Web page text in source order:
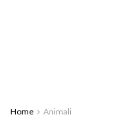
Home Animali